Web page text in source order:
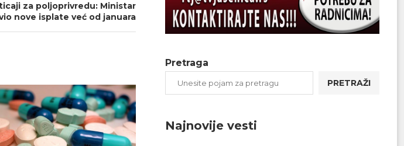
za poljoprivredu: Ministar
nove isplate već od januara
Pretraga
PRETRAŽI
Najnovije vesti